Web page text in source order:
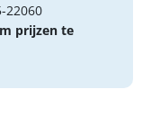
22060
prijzen te